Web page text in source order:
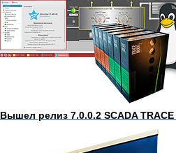
Вышел релиз 7.0.0.2 SCADA TRACE